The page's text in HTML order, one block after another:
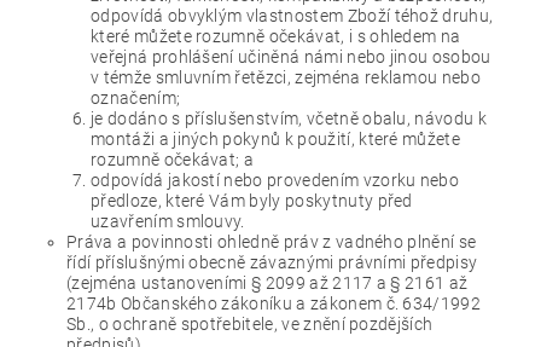
odpovídá obvyklým vlastnostem Zboží téhož druhu,
které můžete rozumně očekávat, i s ohledem na
veřejná prohlášení učiněná námi nebo jinou osobou
v témže smluvním řetězci, zejména reklamou nebo
označením;
je dodáno s příslušenstvím, včetně obalu, návodu k
montáži a jiných pokynů k použití, které můžete
rozumně očekávat; a
odpovídá jakostí nebo provedením vzorku nebo
předloze, které Vám byly poskytnuty před
uzavřením smlouvy.
Práva a povinnosti ohledně práv z vadného plnění se
řídí příslušnými obecně závaznými právními předpisy
(zejména ustanoveními § 2099 až 2117 a § 2161 až
2174b Občanského zákoníku a zákonem č. 634/1992
Sb., o ochraně spotřebitele, ve znění pozdějších